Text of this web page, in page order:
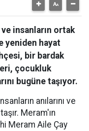
ve insanların ortak
yeniden hayat
bir bardak
çocukluk
bugüne taşıyor.
anılarını ve
Meram'ın
Meram Aile Çay